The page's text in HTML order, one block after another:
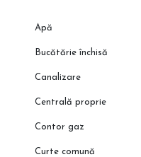
Apă
Bucătărie închisă
Canalizare
Centrală proprie
Contor gaz
Curte comună